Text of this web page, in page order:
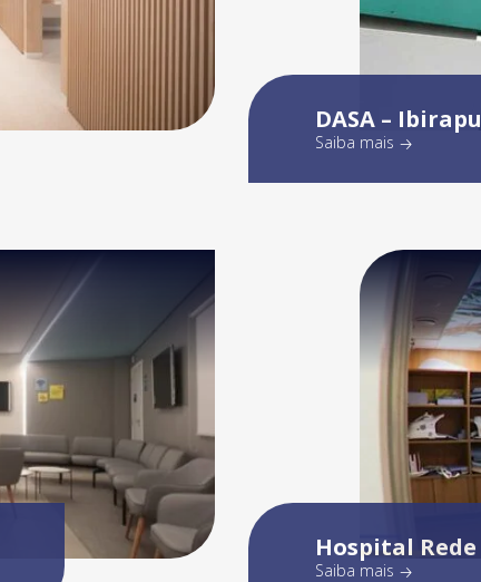
DASA –
Saiba mais
Hospital Rede
Saiba mais